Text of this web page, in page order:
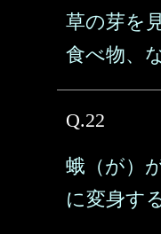
草の芽を
食べ物、
Q.22
蛾（が）
に変身す